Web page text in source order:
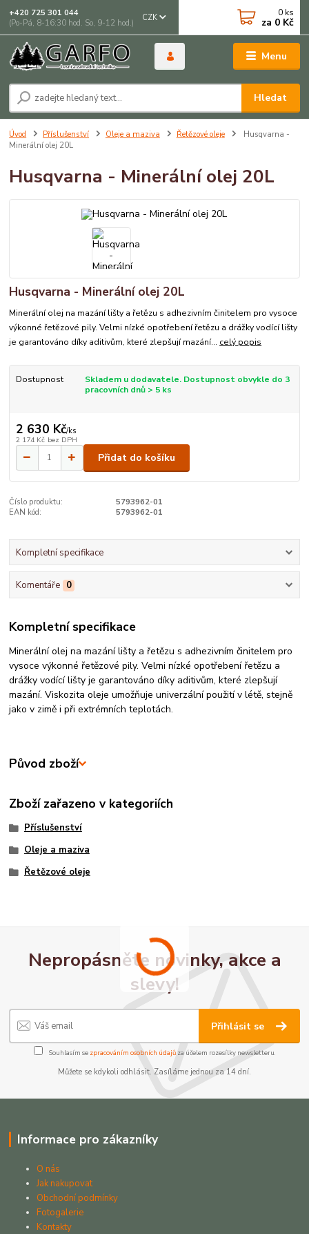
Menu
CZK
Hledat
+420 725 301 044
(Po-Pá, 8-16:30 hod. So, 9-12 hod.)
0 ks
za 0 Kč
Úvod Příslušenství Oleje a maziva Řetězové oleje
Husqvarna -
Minerální olej 20L
Husqvarna - Minerální olej 20L
Husqvarna - Minerální olej 20L
Minerální olej na mazání lišty a řetězu s adhezivním činitelem pro vysoce
výkonné řetězové pily. Velmi nízké opotřebení řetězu a drážky vodící lišty
je garantováno díky aditivům, které zlepšují mazání... celý popis
Dostupnost
Skladem u dodavatele. Dostupnost obvykle do 3
pracovních dnů > 5 ks
2 630 Kč/ks
2 174 Kč bez DPH
Přidat do košíku
Číslo produktu:
5793962-01
EAN kód:
5793962-01
Kompletní specifikace
Komentáře 0
Kompletní specifikace
Minerální olej na mazání lišty a řetězu s adhezivním činitelem pro
vysoce výkonné řetězové pily. Velmi nízké opotřebení řetězu a
drážky vodící lišty je garantováno díky aditivům, které zlepšují
mazání. Viskozita oleje umožňuje univerzální použití v létě, stejně
jako v zimě i při extrémních teplotách.
Původ zboží
Zboží zařazeno v kategoriích
Příslušenství
Oleje a maziva
Řetězové oleje
Nepropásněte novinky, akce a
slevy!
Přihlásit se
Souhlasím se zpracováním osobních údajůza účelem rozesílky newsletteru.
Můžete se kdykoli odhlásit. Zasíláme jednou za 14 dní.
Informace pro zákazníky
O nás
Jak nakupovat
Obchodní podmínky
Fotogalerie
Kontakty